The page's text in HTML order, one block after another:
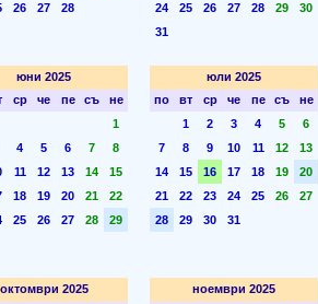
26 27 28
24
25 26 27 28 29
30
31
юни 2025
ср че пе съ
не
1
4 5 6 7
8
11 12 13 14
15
18 19 20 21
22
25 26 27 28
29
юли 2025
по
вт ср че пе съ
не
1
2 3 4 5
6
7
8 9 10 11 12
13
14
15 16 17 18 19
20
21
22 23 24 25 26
27
28
29 30 31
октомври 2025
ноември 2025